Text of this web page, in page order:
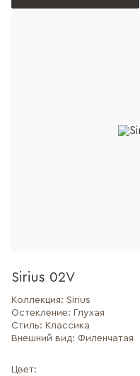
Sirius 02V
Коллекция: Sirius
Остекление: Глухая
Стиль: Классика
Внешний вид: Филенчатая
Цвет: